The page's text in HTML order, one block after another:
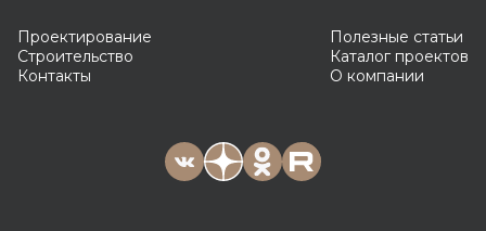
Проектирование
Строительство
Контакты
Полезные статьи
Каталог проектов
О компании